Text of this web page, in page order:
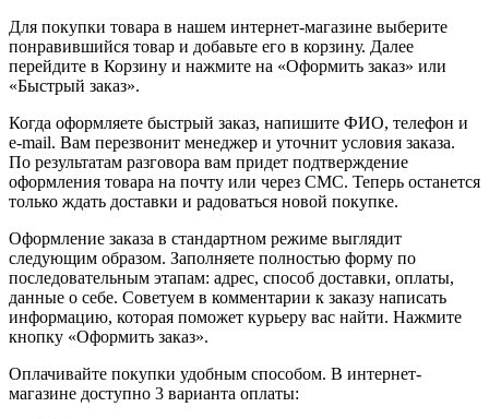
Для покупки товара в нашем интернет-магазине выберите
понравившийся товар и добавьте его в корзину. Далее
перейдите в Корзину и нажмите на «Оформить заказ» или
«Быстрый заказ».
Когда оформляете быстрый заказ, напишите ФИО, телефон и
e-mail. Вам перезвонит менеджер и уточнит условия заказа.
По результатам разговора вам придет подтверждение
оформления товара на почту или через СМС. Теперь останется
только ждать доставки и радоваться новой покупке.
Оформление заказа в стандартном режиме выглядит
следующим образом. Заполняете полностью форму по
последовательным этапам: адрес, способ доставки, оплаты,
данные о себе. Советуем в комментарии к заказу написать
информацию, которая поможет курьеру вас найти. Нажмите
кнопку «Оформить заказ».
Оплачивайте покупки удобным способом. В интернет-
магазине доступно 3 варианта оплаты: